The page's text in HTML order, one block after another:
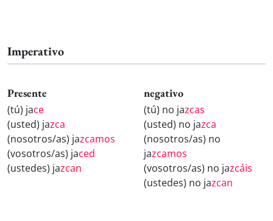
Imperativo
Presente
(tú) jace
(usted) jazca
(nosotros/as) jazcamos
(vosotros/as) jaced
(ustedes) jazcan
negativo
(tú) no jazcas
(usted) no jazca
(nosotros/as) no
jazcamos
(vosotros/as) no jazcáis
(ustedes) no jazcan